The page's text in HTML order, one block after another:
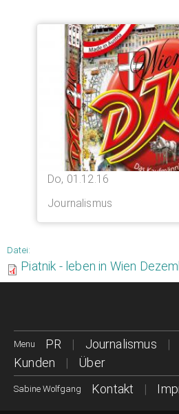
Journalismus
Do, 01.12.16
Datei:
Piatnik - leben in Wien
Menu PR Journalismus
Kunden
Über
Sabine Wolfgang Kontakt